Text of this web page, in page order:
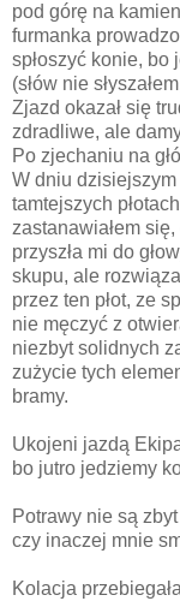
pod górę na
furmanka
spłoszyć konie, bo
(słów nie
Zjazd okazał się
zdradliwe, ale
Po zjechaniu na
W dniu dzisiejszym
tamtejszych
zastanawiałem
przyszła mi do
skupu, ale
przez ten płot, ze
nie męczyć z
niezbyt solidnych
zużycie tych
bramy.
Ukojeni jazdą
bo jutro jedziemy
Potrawy nie są
czy inaczej mnie
Kolacja